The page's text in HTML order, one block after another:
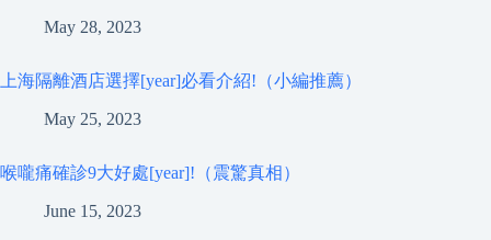
May 28, 2023
上海隔離酒店選擇[year]必看介紹!（小編推薦）
May 25, 2023
喉嚨痛確診9大好處[year]!（震驚真相）
June 15, 2023